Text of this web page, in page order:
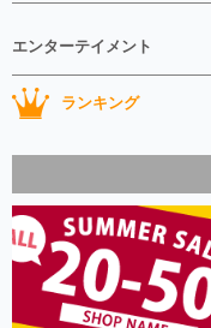
エンターテイメント
ランキング